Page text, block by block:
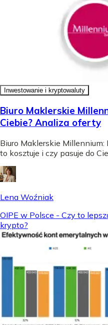
Inwestowanie i kryptowaluty
Biuro Maklerskie
Ciebie? Analiza oferty
Biuro Maklerskie Millennium:
to kosztuje i czy pasuje do
Lena Woźniak
OIPE w Polsce - Czy to
krypto?